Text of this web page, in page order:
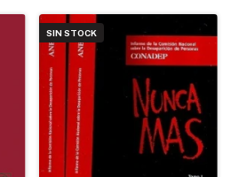
SIN STOCK